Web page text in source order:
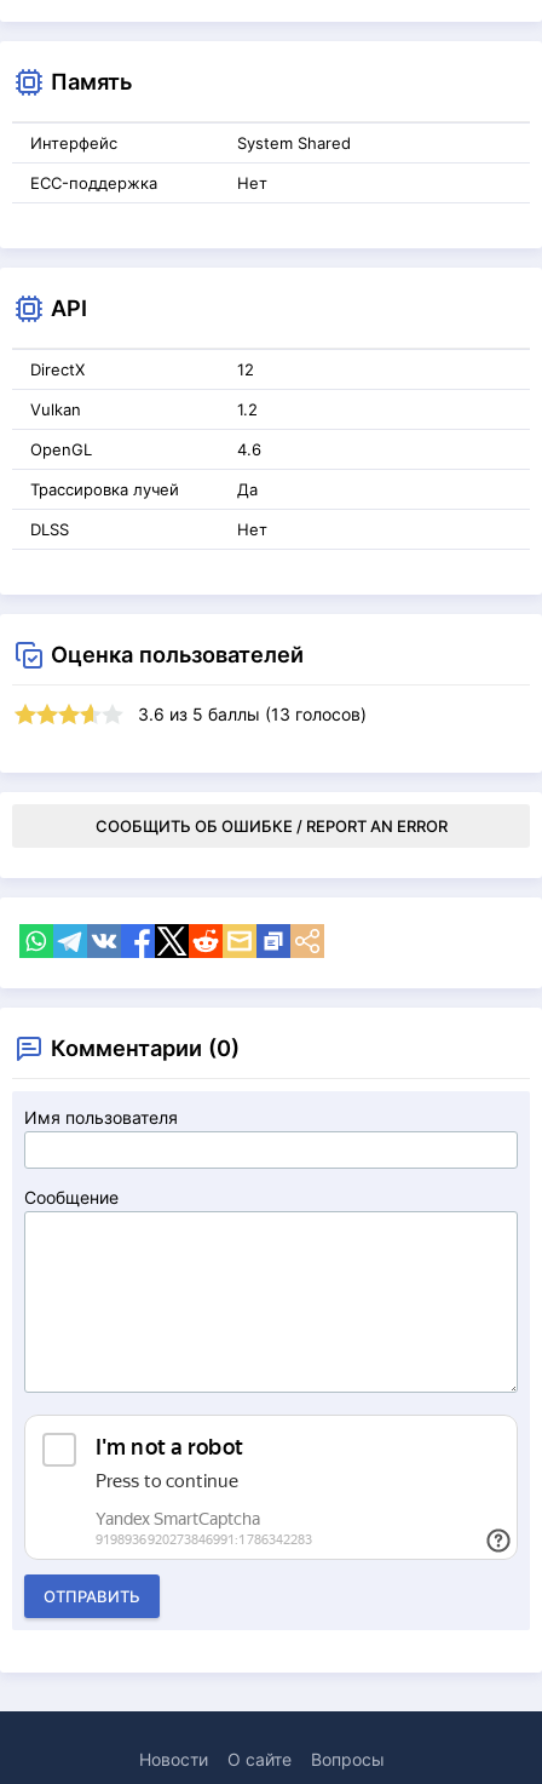
Память
Интерфейс System Shared
ECC-поддержка Нет
API
DirectX 12
Vulkan 1.2
OpenGL 4.6
Трассировка лучей Да
DLSS Нет
Оценка пользователей
3.6 из 5 баллы (13 голосов)
СООБЩИТЬ ОБ ОШИБКЕ / REPORT AN ERROR
Комментарии (0)
Имя пользователя
Сообщение
ОТПРАВИТЬ
Новости О сайте Вопросы